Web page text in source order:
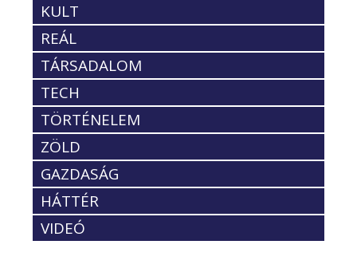
KULT
REÁL
TÁRSADALOM
TECH
TÖRTÉNELEM
ZÖLD
GAZDASÁG
HÁTTÉR
VIDEÓ